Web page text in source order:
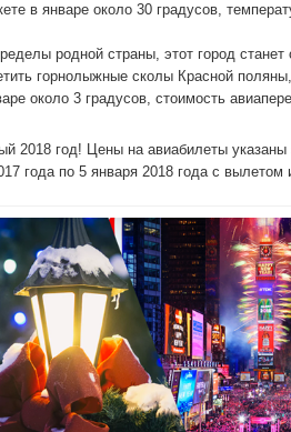
в январе около 30 градусов,
родной страны, этот город
горнолыжные сколы Красной
около 3 градусов, стоимость
2018 год! Цены на авиабилеты
года по 5 января 2018 года с